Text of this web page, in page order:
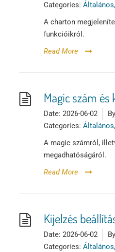
Categories:
A charton
funkcióikról.
Read More
Magic szám és
Date: 2026-06-02
Categories:
A magic számról,
megadhatóságáról.
Read More
Kijelzés
Date: 2026-06-02
Categories: